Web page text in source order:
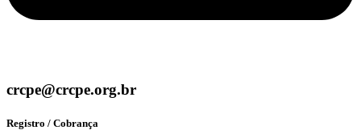
crcpe@crcpe.org.br
Registro / Cobrança